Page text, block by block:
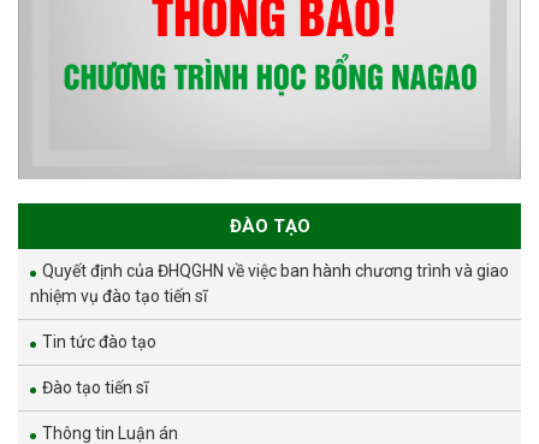
ĐÀO TẠO
Quyết định của ĐHQGHN về việc ban hành chương trình và giao
nhiệm vụ đào tạo tiến sĩ
Tin tức đào tạo
Đào tạo tiến sĩ
Thông tin Luận án